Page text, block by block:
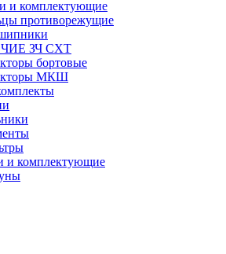
и комплектующие
противорежущие
ЗЧ СХТ
бортовые
МКШ
и комплектующие